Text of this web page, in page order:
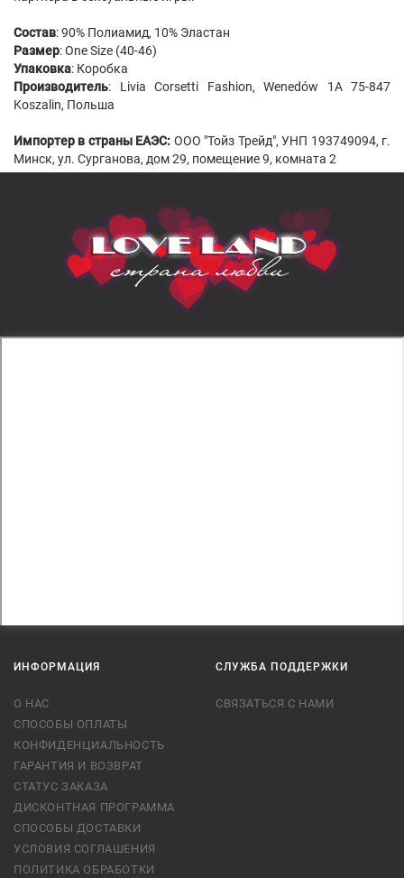
Состав: 90% Полиамид, 10% Эластан
Размер: One Size (40-46)
Упаковка: Коробка
Производитель: Livia Corsetti Fashion, Wenedów 1A 75-847
Koszalin, Польша
Импортер в страны ЕАЭС: ООО "Тойз Трейд", УНП 193749094, г.
Минск, ул. Сурганова, дом 29, помещение 9, комната 2
ИНФОРМАЦИЯ
О НАС
СПОСОБЫ ОПЛАТЫ
КОНФИДЕНЦИАЛЬНОСТЬ
ГАРАНТИЯ И ВОЗВРАТ
СТАТУС ЗАКАЗА
ДИСКОНТНАЯ ПРОГРАММА
СПОСОБЫ ДОСТАВКИ
УСЛОВИЯ СОГЛАШЕНИЯ
ПОЛИТИКА ОБРАБОТКИ
СЛУЖБА ПОДДЕРЖКИ
СВЯЗАТЬСЯ С НАМИ